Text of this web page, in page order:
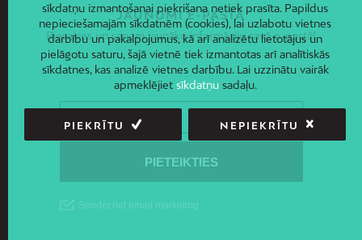
JAUNUMI E-PASTĀ
Piesakies un saņem jaunāko informāciju savā e-pastā!
sīkdatņu izmantošanai piekrišana netiek prasīta. Papildus
nepieciešamajām sīkdatnēm (cookies), lai uzlabotu vietnes
darbību un pakalpojumus, kā arī analizētu lietotājus un
pielāgotu saturu, šajā vietnē tiek izmantotas arī analītiskās
sīkdatnes, kas analizē vietnes darbību. Lai uzzinātu vairāk
apmeklējiet sīkdatņusadaļu.
PIEKRĪTU NEPIEKRĪTU